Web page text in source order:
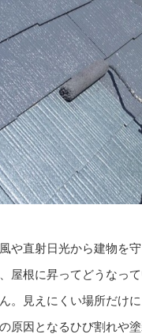
や直射日光から建物を
屋根に昇ってどうなっ
。見えにくい場所だけ
原因となるひび割れや